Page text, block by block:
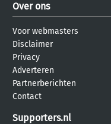
Over ons
Voor webmasters
Disclaimer
Privacy
Adverteren
Partnerberichten
Contact
Supporters.nl